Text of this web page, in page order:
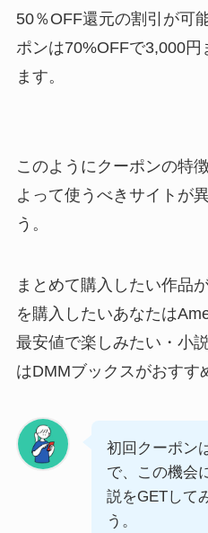
50％OFF還元の割引が可
ポンは70%OFFで3,000円
ます。
このようにクーポンの特
よって使うべきサイトが
う。
まとめて購入したい作品
を購入したいあなたは
最安値で楽しみたい・小
はDMMブックスがおすす
初回クーポン
で、この機会
説をGETして
う。